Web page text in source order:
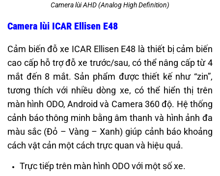
Camera lùi AHD (Analog High Definition)
Camera lùi ICAR Ellisen E48
Cảm biến đỗ xe ICAR Ellisen E48 là thiết bị cảm biến
cao cấp hỗ trợ đỗ xe trước/sau, có thể nâng cấp từ 4
mắt đến 8 mắt. Sản phẩm được thiết kế như “zin”,
tương thích với nhiều dòng xe, có thể hiển thị trên
màn hình ODO, Android và Camera 360 độ. Hệ thống
cảnh báo thông minh bằng âm thanh và hình ảnh đa
màu sắc (Đỏ – Vàng – Xanh) giúp cảnh báo khoảng
cách vật cản một cách trực quan và hiệu quả.
Trực tiếp trên màn hình ODO với một số xe.